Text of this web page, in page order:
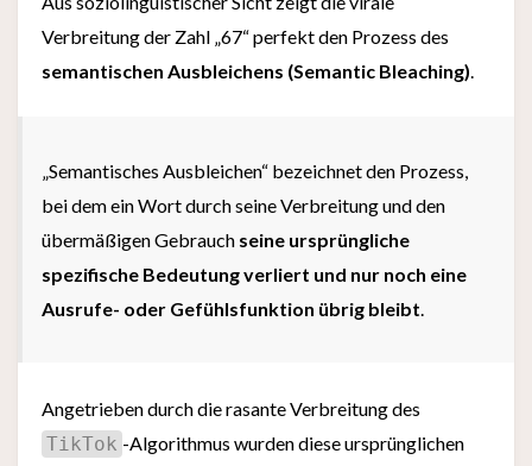
Verbreitung der Zahl „67“ perfekt den Prozess des
semantischen Ausbleichens (Semantic Bleaching).
„Semantisches Ausbleichen“ bezeichnet den Prozess,
bei dem ein Wort durch seine Verbreitung und den
übermäßigen Gebrauch seine ursprüngliche
spezifische Bedeutung verliert und nur noch eine
Ausrufe- oder Gefühlsfunktion übrig bleibt.
Angetrieben durch die rasante Verbreitung des
TikTok -Algorithmus wurden diese ursprünglichen